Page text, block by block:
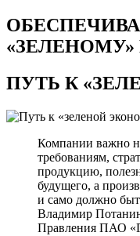
ПУТЬ К
Компании важно
требованиям,
продукцию,
будущего, а
и само должно
Владимир
Правления ПАО